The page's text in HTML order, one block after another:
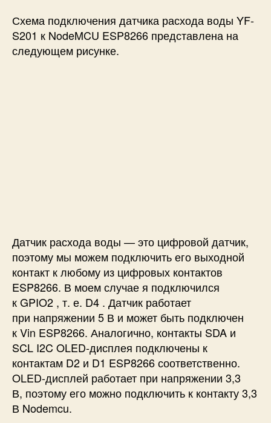
Схема подключения датчика расхода воды YF-
S201 к NodeMCU ESP8266 представлена на
следующем рисунке.
Датчик расхода воды — это цифровой датчик,
поэтому мы можем подключить его выходной
контакт к любому из цифровых контактов
ESP8266. В моем случае я подключился
к GPIO2 , т. е. D4 . Датчик работает
при напряжении 5 В и может быть подключен
к Vin ESP8266. Аналогично, контакты SDA и
SCL I2C OLED-дисплея подключены к
контактам D2 и D1 ESP8266 соответственно.
OLED-дисплей работает при напряжении 3,3
В, поэтому его можно подключить к контакту 3,3
В Nodemcu.